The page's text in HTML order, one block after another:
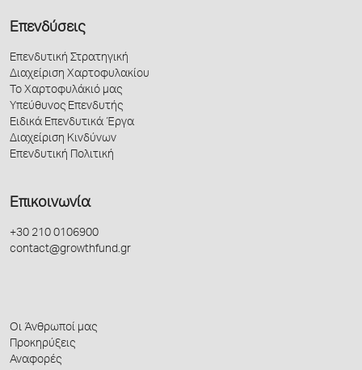
Επενδύσεις
Επενδυτική Στρατηγική
Διαχείριση Χαρτοφυλακίου
Το Χαρτοφυλάκιό μας
Υπεύθυνος Επενδυτής
Ειδικά Επενδυτικά Έργα
Διαχείριση Κινδύνων
Επενδυτική Πολιτική
Επικοινωνία
+30 210 0106900
contact@growthfund.gr
Οι Άνθρωποί μας
Προκηρύξεις
Αναφορές